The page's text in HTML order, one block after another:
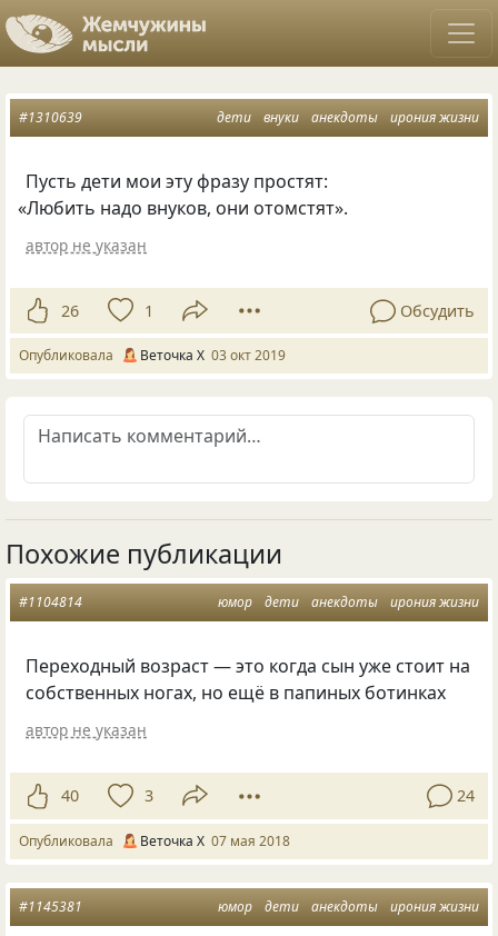
дети внуки анекдоты ирония жизни
#1310639
Пусть дети мои эту фразу простят:
«Любить надо внуков, они отомстят».
автор не указан
26 1 Обсудить
Опубликовала Веточка Х 03 окт 2019
Похожие публикации
юмор дети анекдоты ирония жизни
#1104814
Переходный возраст — это когда сын уже стоит на
собственных ногах, но ещё в папиных ботинках
автор не указан
40 3 24
Опубликовала Веточка Х 07 мая 2018
юмор дети анекдоты ирония жизни
#1145381